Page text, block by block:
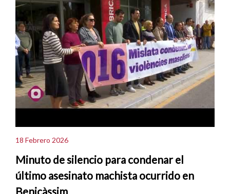
18 Febrero 2026
Minuto de silencio para condenar el
último asesinato machista ocurrido en
Benicàssim